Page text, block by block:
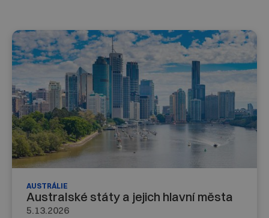
AUSTRÁLIE
Australské státy a jejich hlavní města
5.13.2026